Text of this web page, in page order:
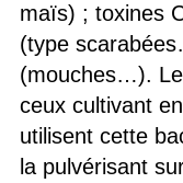
maïs) ; toxines
(type
(mouches…).
ceux cultivant
utilisent cette
la pulvérisant